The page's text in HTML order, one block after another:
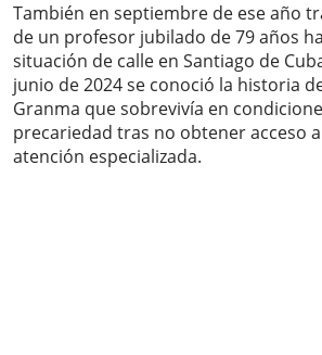
También en septiembre de ese año
de un profesor jubilado de 79 años
situación de calle en Santiago de
junio de 2024 se conoció la historia
Granma que sobrevivía en
precariedad tras no obtener acceso
atención especializada.